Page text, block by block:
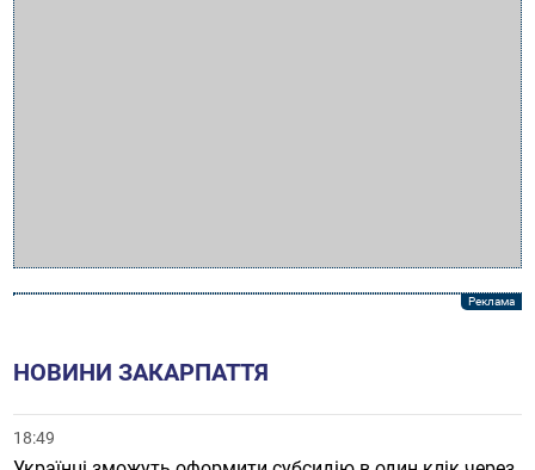
НОВИНИ ЗАКАРПАТТЯ
18:49